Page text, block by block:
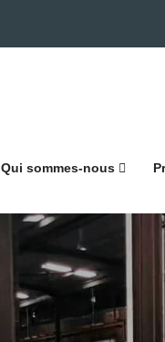
Qui sommes-nous